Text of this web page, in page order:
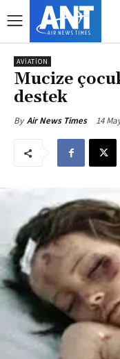
AVIATION
Mucize
destek
By Air News Times 14